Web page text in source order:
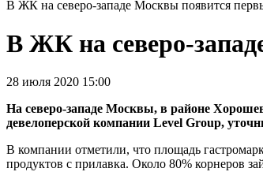
В ЖК на северо-западе Москвы появится
В ЖК на северо-
28 июля 2020 15:00
На северо-западе Москвы, в районе
девелоперской компании Level Group,
В компании отметили, что площадь
продуктов с прилавка. Около 80% корнеров